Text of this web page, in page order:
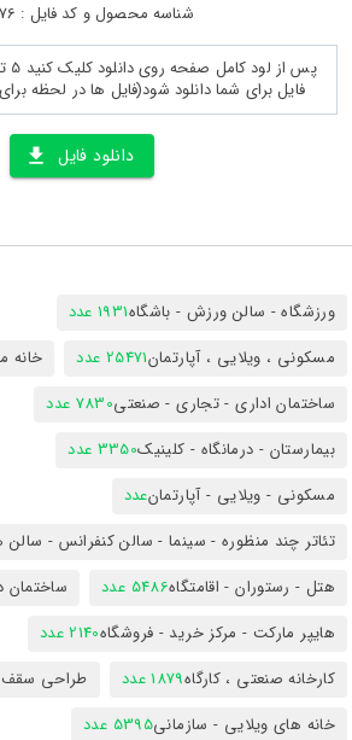
شناسه محصول و کد فایل : 156176
فایل برای شما دانلود شود(فایل ها در لحظه
دانلود فایل
ورزشگاه - سالن ورزش - باشگاه1931 عدد
مسکونی ، ویلایی ، آپارتمان25471 عدد خانه
ساختمان اداری - تجاری - صنعتی7830 عدد
بیمارستان - درمانگاه - کلینیک3350 عدد
مسکونی - ویلایی - آپارتمانعدد
تئاتر چند منظوره - سینما - سالن کنفرانس -
هتل - رستوران - اقامتگاه5486 عدد ساختمان
هایپر مارکت - مرکز خرید - فروشگاه2140 عدد
کارخانه صنعتی ، کارگاه1879 عدد طراحی سقف
خانه های ویلایی - سازمانی5395 عدد